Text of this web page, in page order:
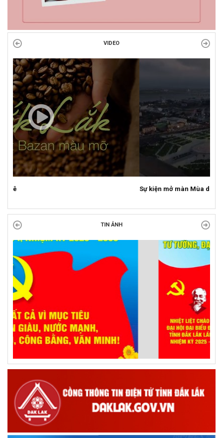
VIDEO
Sự kiện mở màn Mùa du lịch 2026 tại Đắk Lắk
TIN ẢNH